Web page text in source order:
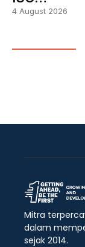
4 August 2026
Mitra
dalam
sejak 2014.